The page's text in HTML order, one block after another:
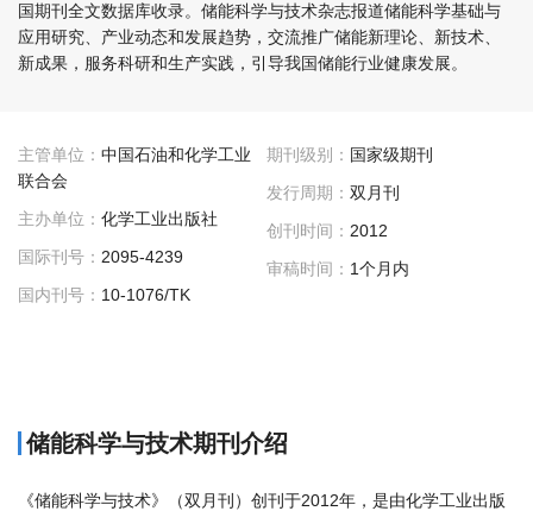
国期刊全文数据库收录。储能科学与技术杂志报道储能科学基础与
应用研究、产业动态和发展趋势，交流推广储能新理论、新技术、
新成果，服务科研和生产实践，引导我国储能行业健康发展。
主管单位： 中国石油和化学工业
联合会
主办单位： 化学工业出版社
国际刊号： 2095-4239
国内刊号： 10-1076/TK
期刊级别： 国家级期刊
发行周期： 双月刊
创刊时间： 2012
审稿时间： 1个月内
储能科学与技术期刊介绍
《储能科学与技术》（双月刊）创刊于2012年，是由化学工业出版